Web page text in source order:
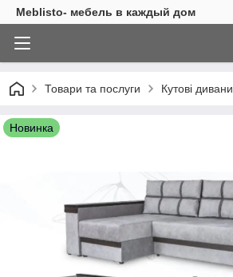
Meblisto- мебель в каждый дом
Товари та послуги Кутові дивани
Новинка